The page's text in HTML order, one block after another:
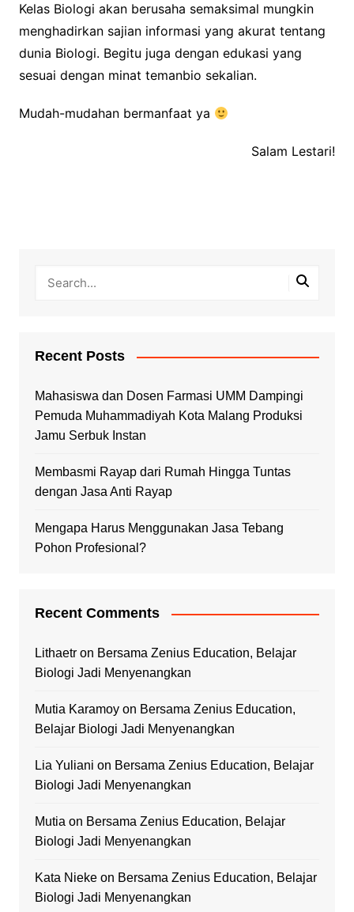
Kelas Biologi akan berusaha semaksimal mungkin
menghadirkan sajian informasi yang akurat tentang
dunia Biologi. Begitu juga dengan edukasi yang
sesuai dengan minat temanbio sekalian.
Mudah-mudahan bermanfaat ya
Salam Lestari!
Recent Posts
Mahasiswa dan Dosen Farmasi UMM Dampingi
Pemuda Muhammadiyah Kota Malang Produksi
Jamu Serbuk Instan
Membasmi Rayap dari Rumah Hingga Tuntas
dengan Jasa Anti Rayap
Mengapa Harus Menggunakan Jasa Tebang
Pohon Profesional?
Recent Comments
Lithaetron Bersama Zenius Education, Belajar
Biologi Jadi Menyenangkan
Mutia Karamoyon Bersama Zenius Education,
Belajar Biologi Jadi Menyenangkan
Lia Yuliani on Bersama Zenius Education, Belajar
Biologi Jadi Menyenangkan
Mutia on Bersama Zenius Education, Belajar
Biologi Jadi Menyenangkan
Kata Niekeon Bersama Zenius Education, Belajar
Biologi Jadi Menyenangkan